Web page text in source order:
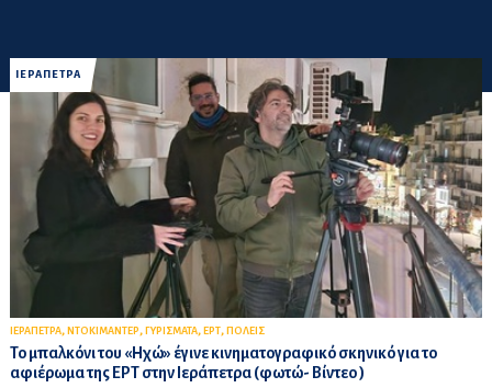
ΙΕΡΑΠΕΤΡΑ
ΙΕΡΑΠΕΤΡΑ, ΝΤΟΚΙΜΑΝΤΕΡ, ΓΥΡΙΣΜΑΤΑ, ΕΡΤ, ΠΟΛΕΙΣ
Το μπαλκόνι του «Ηχώ» έγινε κινηματογραφικό σκηνικό για το
αφιέρωμα της ΕΡΤ στην Ιεράπετρα (φωτώ- Βίντεο )